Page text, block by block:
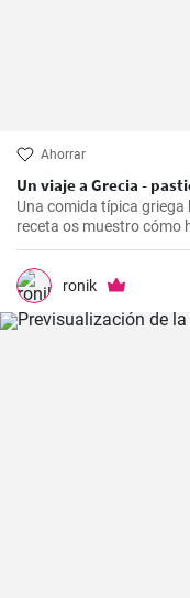
Ahorrar
Un viaje a Grecia -
Una comida típica
receta os muestro cómo
bechamel auténtico.
ronik